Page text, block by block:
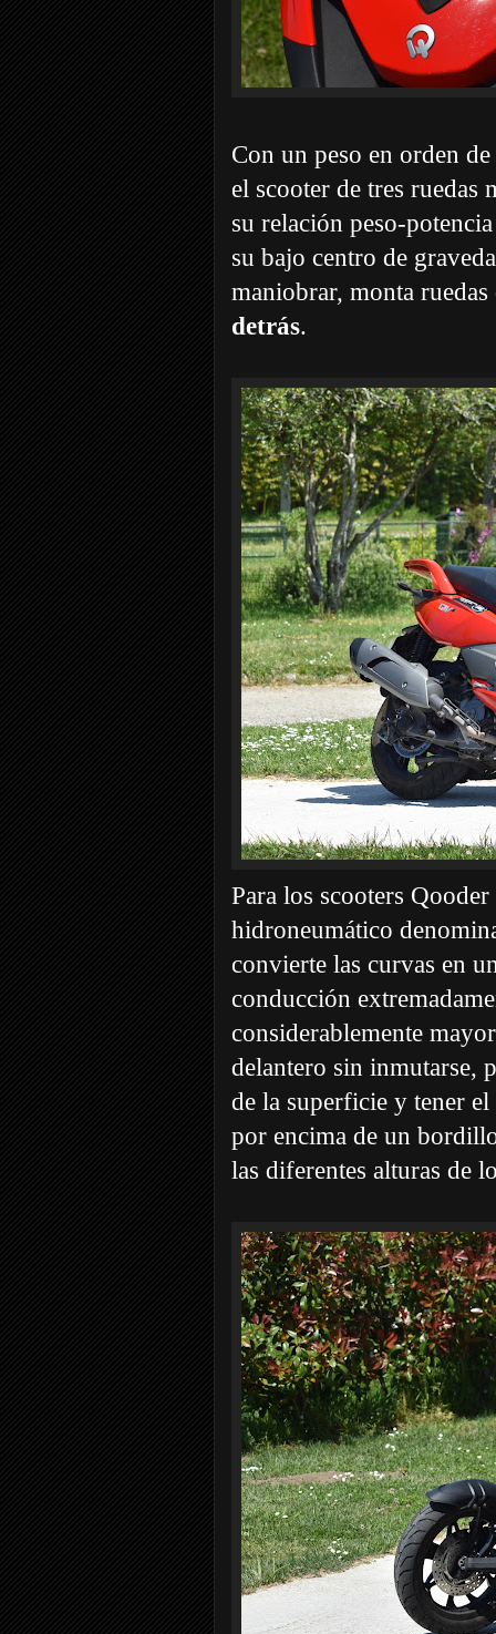
Con un peso en orden
el scooter de tres ruedas
su relación peso-
su bajo centro de
maniobrar, monta
detrás.
Para los scooters
hidroneumático
convierte las curvas en
conducción
considerablemente
delantero sin inmutarse,
de la superficie y tener
por encima de un
las diferentes alturas de